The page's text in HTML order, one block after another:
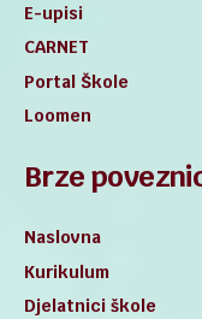
E-upisi
CARNET
Portal Škole
Loomen
Brze
Naslovna
Kurikulum
Djelatnici škole